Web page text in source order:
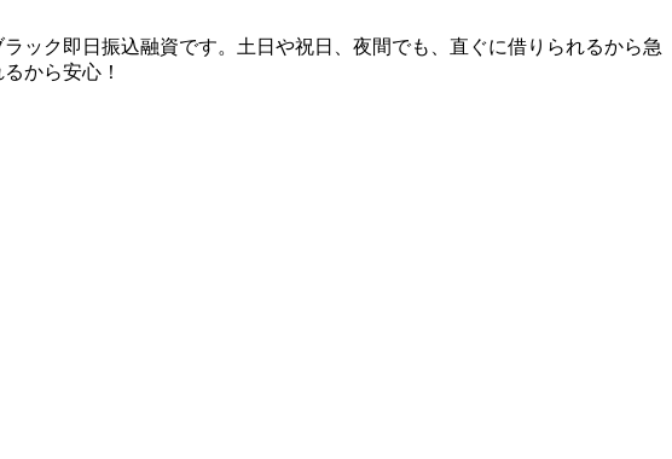
ック即日振込融資です。土日や祝日、夜間でも、直ぐに借りられるから急
から安心！